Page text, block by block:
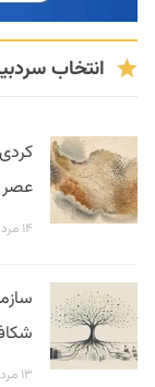
انتخاب
عصر
۱۴ مرداد ۱۴۰۵
۱۳ مرداد ۱۴۰۵